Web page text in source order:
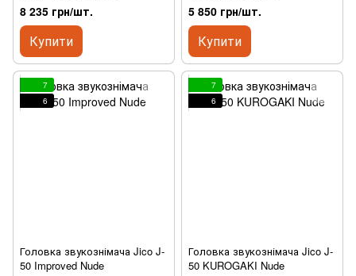
8 235 грн/шт.
Купити
5 850 грн/шт.
Купити
7
6
Головка звукознімача Jico J-
50 Improved Nude
7
6
Головка звукознімача Jico J-
50 KUROGAKI Nude